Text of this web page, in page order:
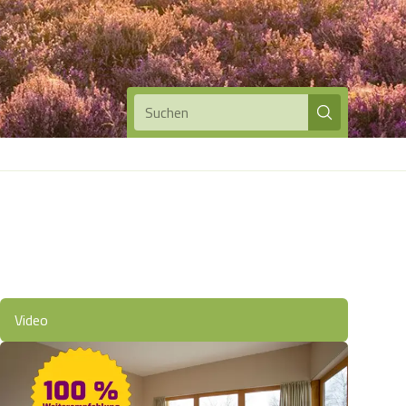
Suchen
Video